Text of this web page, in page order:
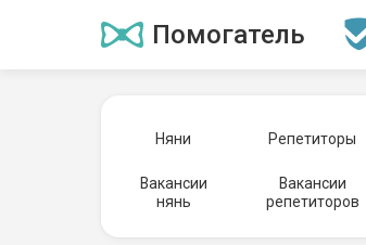
Помогатель
Няни Репетиторы
Вакансии
нянь
Вакансии
репетиторов